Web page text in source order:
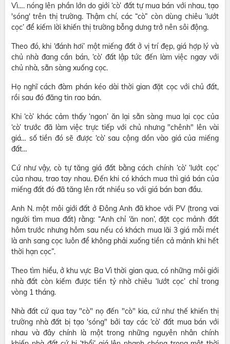
Vì…. nóng lên phần lớn do giới ‘cò’ đất tự mua bán với nhau, tạo
'sóng' trên thị trường. Thậm chí, các “cò” còn dùng chiêu ‘lướt
cọc’ để kiếm lời khiến thị trường bỗng dưng trở nên sôi động.
Theo đó, khi ‘đánh hơi’ một miếng đất ở vị trí đẹp, giá hợp lý và
chủ nhà đang cần bán, ‘cò’ đất lập tức đến làm việc ngay với
chủ nhà, sẵn sàng xuống cọc.
Họ nghĩ cách đàm phán kéo dài thời gian đặt cọc với chủ đất,
rồi sau đó đăng tin rao bán.
Khi ‘cò’ khác cảm thấy ‘ngon’ ăn lại sẵn sàng mua lại cọc của
‘cò’ trước đã làm việc trực tiếp với chủ nhưng "chênh" lên vài
giá… số tiền đó sẽ được ‘cò’ sau cộng dồn vào giá của miếng
đất…
Cứ như vậy, cò tự tăng giá đất bằng cách chính ‘cò’ ‘lướt cọc’
của nhau, trao tay nhau. Đến khi có khách mua thì giá bán của
miếng đất đó đã tăng lên rất nhiều so với giá bán ban đầu.
Anh N. một môi giới đất ở Đông Anh đã khoe với PV (trong vai
người tìm mua đất) rằng: “Anh chỉ ‘ăn non’, đặt cọc mảnh đất
hôm trước nhưng hôm sau nếu có khách mua lãi 3 giá mỗi mét
là anh sang cọc luôn để không phải xuống tiền cả mảnh khi hết
thời hạn cọc”.
Theo tìm hiểu, ở khu vực Ba Vì thời gian qua, có những môi giới
nhà đất còn kiếm được tiền tỷ nhờ chiêu ‘lướt cọc’ chỉ trong
vòng 1 tháng.
Nhà đất cứ qua tay "cò" nọ đến "cò" kia, cứ như thế khiến thị
trường nhà đất bị tạo 'sóng" bởi tay các ‘cò’ đất mua bán với
nhau và đây chính là một trong những nguyên nhân chính